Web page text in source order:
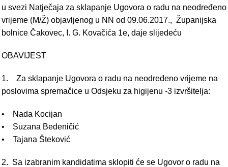
u svezi Natječaja za sklapanje Ugovora o radu na neodređeno
vrijeme (M/Ž) objavljenog u NN od 09.06.2017., Županijska
bolnice Čakovec, I. G. Kovačića 1e, daje slijedeću
OBAVIJEST
1. Za sklapanje Ugovora o radu na neodređeno vrijeme na
poslovima spremačice u Odsjeku za higijenu -3 izvršitelja:
• Nada Kocijan
• Suzana Bedeničić
• Tajana Šteković
2. Sa izabranim kandidatima sklopiti će se Ugovor o radu na